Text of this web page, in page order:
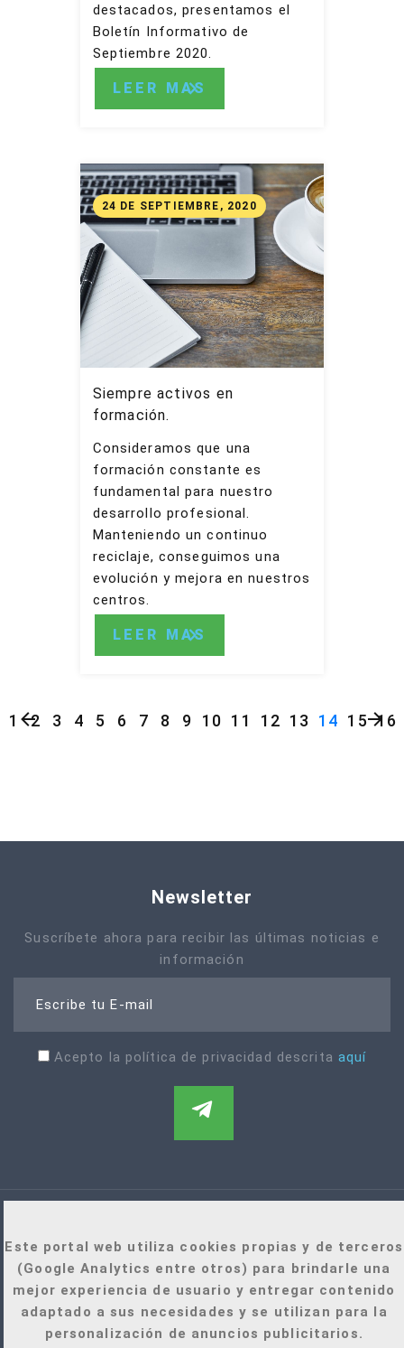
Este portal web utiliza cookies propias y de terceros
(Google Analytics entre otros) para brindarle una
mejor experiencia de usuario y entregar contenido
adaptado a sus necesidades y se utilizan para la
personalización de anuncios publicitarios.
destacados, presentamos el
Boletín Informativo de
Septiembre 2020.
LEER MAS
Siempre activos en
formación.
Consideramos que una
formación constante es
fundamental para nuestro
desarrollo profesional.
Manteniendo un continuo
reciclaje, conseguimos una
evolución y mejora en nuestros
centros.
LEER MAS
24 DE SEPTIEMBRE, 2020
1 2 3 4 5 6 7 8 9 10 11 12 13 14 15 16
Newsletter
Suscríbete ahora para recibir las últimas noticias e
información
Escribe tu E-mail
Acepto la política de privacidad descrita aquí
+34 921 022 471